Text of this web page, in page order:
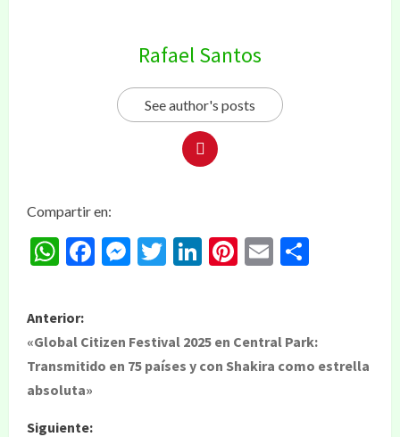
Rafael Santos
See author's posts
Compartir en:
WhatsApp
Facebook
Messenger
Twitter
LinkedIn
Pinterest
Email
Anterior:
«Global Citizen Festival 2025 en Central Park:
Transmitido en 75 países y con Shakira como estrella
absoluta»
Siguiente: